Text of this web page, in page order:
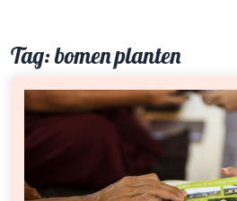
Tag:bomen planten